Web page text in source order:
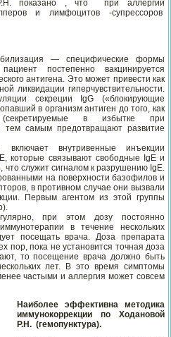
показано , что при аллергии
и лимфоцитов -супрессоров
— специфические формы
постепенно вакцинируется
антигена. Это может привести как
ликвидации гиперчувствительности.
секреции IgG («блокирующие
в организм антиген до того, как
в избытке при
тем самым предотвращают развитие
внутривенные инъекции
которые связывают свободные IgE и
что служит сигналом к разрушению IgE.
на поверхности базофилов и
в противном случае они вызвали
Первым агентом из этой группы
при этом дозу постоянно
в течение нескольких
посещать врача. Доза препарата
пор, пока не установится точная доза
то посещение врача должно быть
лет. В это время симптомы
частыми и аллергия может совсем
Наиболее эффективна методика
иммунокоррекции по Ходановой
Р.Н. (гемопунктура).